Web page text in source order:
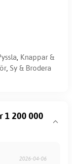
, Knappar &
, Sy & Brodera
1 200 000
2026-04-06